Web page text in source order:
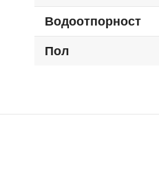
Водоотпорност
Пол